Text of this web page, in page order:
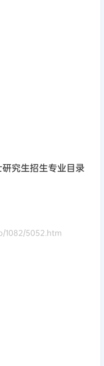
究生招生专业目录
1082/5052.htm